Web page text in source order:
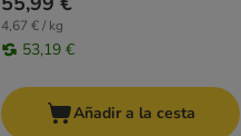
4,67 € / kg
53,19 €
Añadir a la cesta